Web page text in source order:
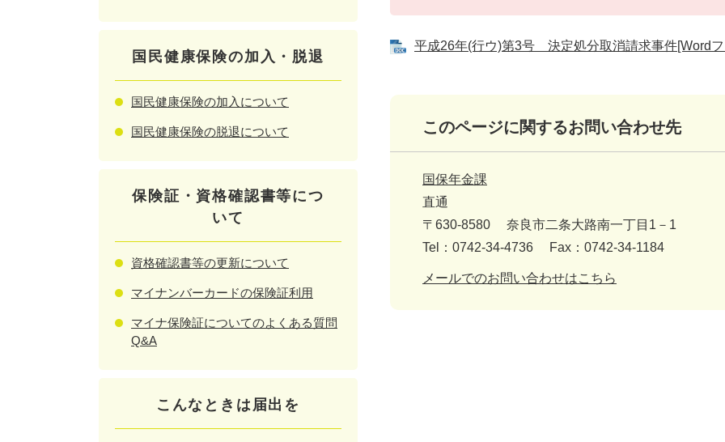
平成26年(行ウ)第3号 決定処分取消請求事件[Word
このページに関するお問い合わせ先
国保年金課
直通
〒630-8580
奈良市二条大路南一丁目1－1
Tel：0742-34-4736
Fax：0742-34-1184
メールでのお問い合わせはこちら
国民健康保険の加入・脱退
国民健康保険の加入について
国民健康保険の脱退について
保険証・資格確認書等につ
いて
資格確認書等の更新について
マイナンバーカードの保険証利用
マイナ保険証についてのよくある質問
Q&A
こんなときは届出を